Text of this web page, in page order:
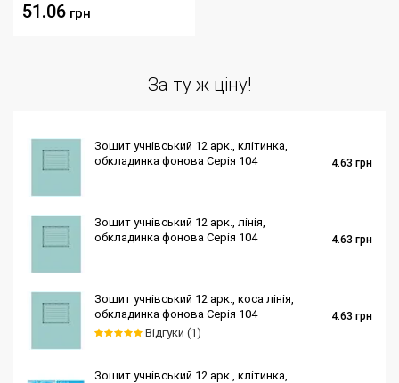
51.06 грн
За ту ж ціну!
Зошит учнівський 12 арк., клітинка,
обкладинка фонова Серія 104
4.63 грн
Зошит учнівський 12 арк., лінія,
обкладинка фонова Серія 104
4.63 грн
Зошит учнівський 12 арк., коса лінія,
обкладинка фонова Серія 104
Відгуки (1)
4.63 грн
Зошит учнівський 12 арк., клітинка,